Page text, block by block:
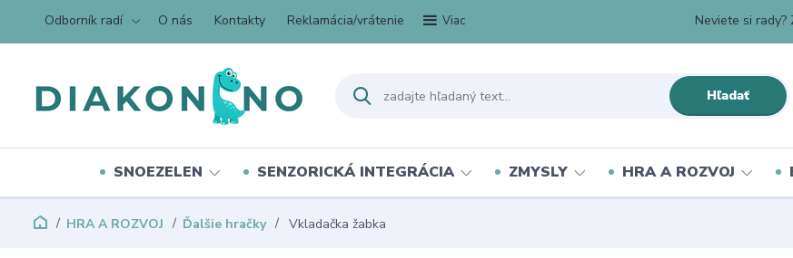
Odborník radí O nás Kontakty Reklamácia/vrátenie Viac
Hľadať
Neviete si rady?
SNOEZELEN SENZORICKÁ INTEGRÁCIA ZMYSLY HRA A ROZVOJ
HRA A ROZVOJ Ďalšie hračky Vkladačka žabka